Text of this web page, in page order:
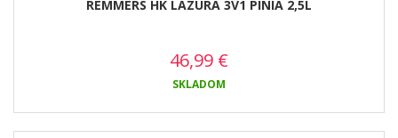
REMMERS HK LAZURA 3V1 PINIA 2,5L
46,99 €
SKLADOM